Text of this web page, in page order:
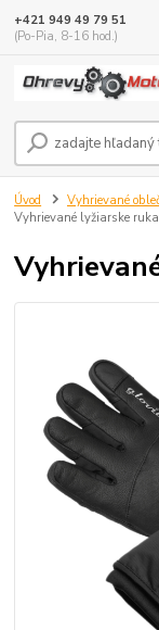
+421 949 49 79 51
(Po-Pia, 8-16 hod.)
Úvod Vyhrievané
Vyhrievané lyžiarske